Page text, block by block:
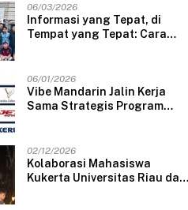
06/03/2026
Informasi yang Tepat, di
Tempat yang Tepat: Cara
Desa
06/01/2026
Vibe Mandarin Jalin Kerja
Sama Strategis Program
Perusahaan Nasional dan
Internasional
02/12/2026
Kolaborasi Mahasiswa
Kukerta Universitas Riau dan